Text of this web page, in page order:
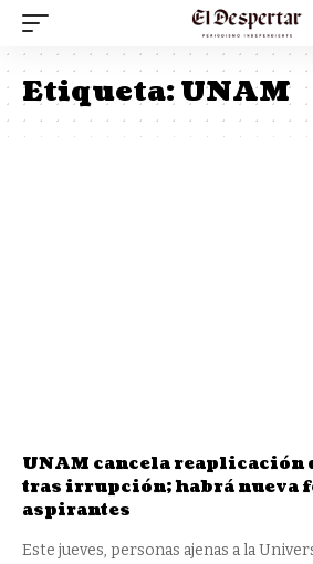
Etiqueta:UNAM
UNAM cancela reaplicación
tras irrupción; habrá nueva
aspirantes
Este jueves, personas ajenas a la